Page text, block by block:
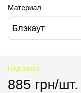
Материал
Блэкаут
Под заказ
885 грн/шт.